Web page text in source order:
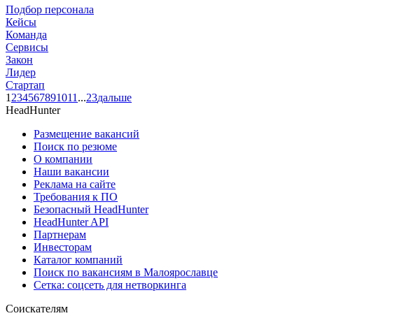
Подбор персонала
Кейсы
Команда
Сервисы
Закон
Лидер
Стартап
1 234567891011 ...23дальше
HeadHunter
Размещение вакансий
Поиск по резюме
О компании
Наши вакансии
Реклама на сайте
Требования к ПО
Безопасный HeadHunter
HeadHunter API
Партнерам
Инвесторам
Каталог компаний
Поиск по вакансиям в Малоярославце
Сетка: соцсеть для нетворкинга
Соискателям